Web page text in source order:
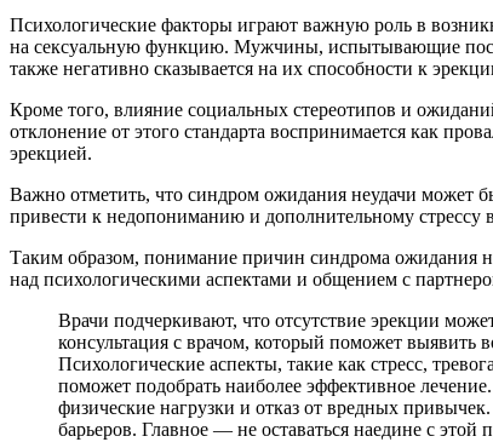
Психологические факторы играют важную роль в
на сексуальную функцию. Мужчины, испытывающие
также негативно сказывается на их способности к
Кроме того, влияние социальных стереотипов и
отклонение от этого стандарта воспринимается как
эрекцией.
Важно отметить, что синдром ожидания неудачи может
привести к недопониманию и дополнительному
Таким образом, понимание причин синдрома ожидания
над психологическими аспектами и общением с
Врачи подчеркивают, что отсутствие эрекции
консультация с врачом, который поможет
Психологические аспекты, такие как стресс,
поможет подобрать наиболее эффективное
физические нагрузки и отказ от вредных
барьеров. Главное — не оставаться наедине с